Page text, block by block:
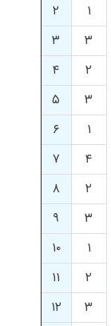
۱
۲
۳
۳
۲
۴
۳
۵
۱
۶
۴
۷
۲
۸
۳
۹
۱
۱۰
۲
۱۱
۳
۱۲